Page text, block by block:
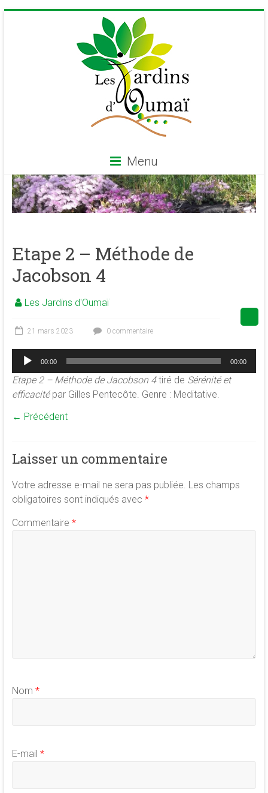
Les
Jardins
Site
d'épanouissement
de
conscience
développement
de
la
merveilleuse
association
et
des
ressources
Menu
Etape 2 – Méthode de
Jacobson 4
Les Jardins d'Oumaï
21 mars 2023 0 commentaire
Lecteur
audio
00:00 00:00
Etape 2 – Méthode de Jacobson 4tiré de Sérénité et
efficacitépar Gilles Pentecôte. Genre : Meditative.
← Précédent
Laisser un commentaire
Votre adresse e-mail ne sera pas publiée. Les champs
obligatoires sont indiqués avec *
Commentaire *
Nom *
E-mail *